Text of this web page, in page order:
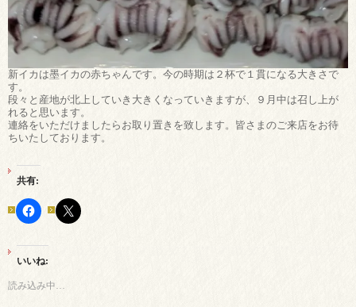
新イカは墨イカの赤ちゃんです。今の時期は２杯で１貫になる大きさで
す。
段々と産地が北上していき大きくなっていきますが、９月中は召し上が
れると思います。
連絡をいただけましたらお取り置きを致します。皆さまのご来店をお待
ちいたしております。
共有:
いいね:
読み込み中…